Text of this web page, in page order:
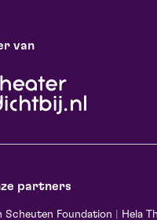
van
partners
Scheuten Foundation Hela